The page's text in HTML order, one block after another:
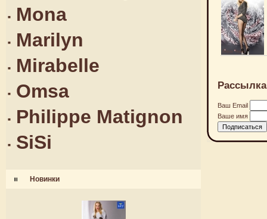
Mona
Marilyn
Mirabelle
Omsa
Philippe Matignon
SiSi
Новинки
Ваш Email
Ваше имя